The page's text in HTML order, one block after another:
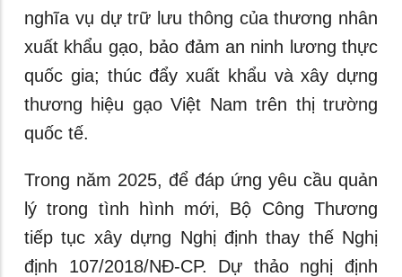
nghĩa vụ dự trữ lưu thông của thương nhân
xuất khẩu gạo, bảo đảm an ninh lương thực
quốc gia; thúc đẩy xuất khẩu và xây dựng
thương hiệu gạo Việt Nam trên thị trường
quốc tế.
Trong năm 2025, để đáp ứng yêu cầu quản
lý trong tình hình mới, Bộ Công Thương
tiếp tục xây dựng Nghị định thay thế Nghị
định 107/2018/NĐ-CP. Dự thảo nghị định